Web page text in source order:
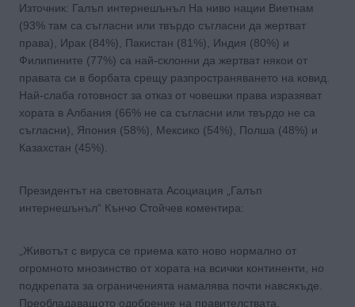
Източник: Галъп интернешънъл На ниво нации Виетнам
(93% там са съгласни или твърдо съгласни да жертват
права), Ирак (84%), Пакистан (81%), Индия (80%) и
Филипините (77%) са най-склонни да жертват някои от
правата си в борбата срещу разпространяването на ковид.
Най-слаба готовност за отказ от човешки права изразяват
хората в Албания (66% не са съгласни или твърдо не са
съгласни), Япония (58%), Мексико (54%), Полша (48%) и
Казахстан (45%).
Президентът на световната Асоциация „Галъп
интернешънъл“ Кънчо Стойчев коментира:
„Животът с вируса се приема като ново нормално от
огромното мнозинство от хората на всички континенти, но
подкрепата за ограниченията намалява почти навсякъде.
Преобладаващото одобрение на правителствата,